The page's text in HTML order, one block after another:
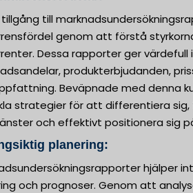
till
genom att förstå
Dessa rapporter ger
produkterbjudanden,
Beväpnade med denna
strategier för att differentiera
och effektivt positionera sig
planering:
hjälper
och prognoser. Genom att